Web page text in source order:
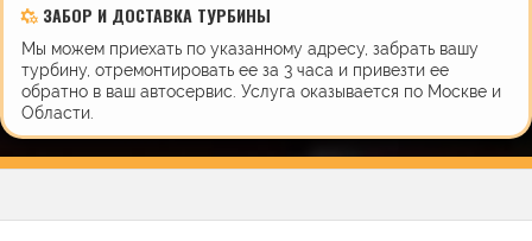
ЗАБОР И ДОСТАВКА ТУРБИНЫ
Мы можем приехать по указанному адресу, забрать вашу
турбину, отремонтировать ее за 3 часа и привезти ее
обратно в ваш автосервис. Услуга оказывается по Москве и
Области.